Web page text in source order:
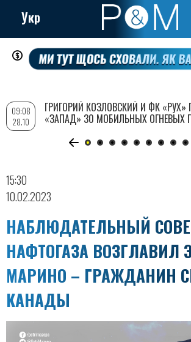
Перейти
содержанию
Укр
15:30
10.02.2023
НАБЛЮДАТЕЛЬНЫЙ
НАФТОГАЗА ВОЗГЛАВИЛ
МАРИНО – ГРАЖДАНИН
КАНАДЫ
09:08
28.10
ГРИГОРИЙ КОЗЛОВСКИЙ И ФК «РУХ»
«ЗАПАД» 30 МОБИЛЬНЫХ ОГНЕВЫХ